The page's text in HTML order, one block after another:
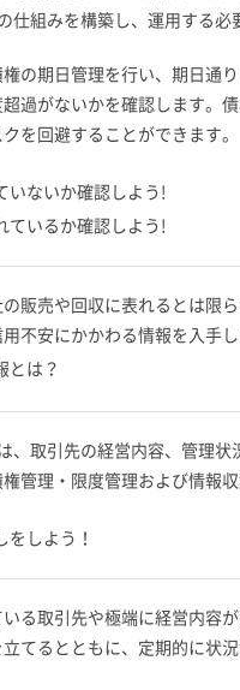
組みを構築し、運用する必
の期日管理を行い、期日通
過がないかを確認します。
を回避することができます。
いないか確認しよう!
ているか確認しよう!
販売や回収に表れるとは限
不安にかかわる情報を入手
とは？
、取引先の経営内容、管理
管理・限度管理および情報
をしよう！
る取引先や極端に経営内容
てるとともに、定期的に状